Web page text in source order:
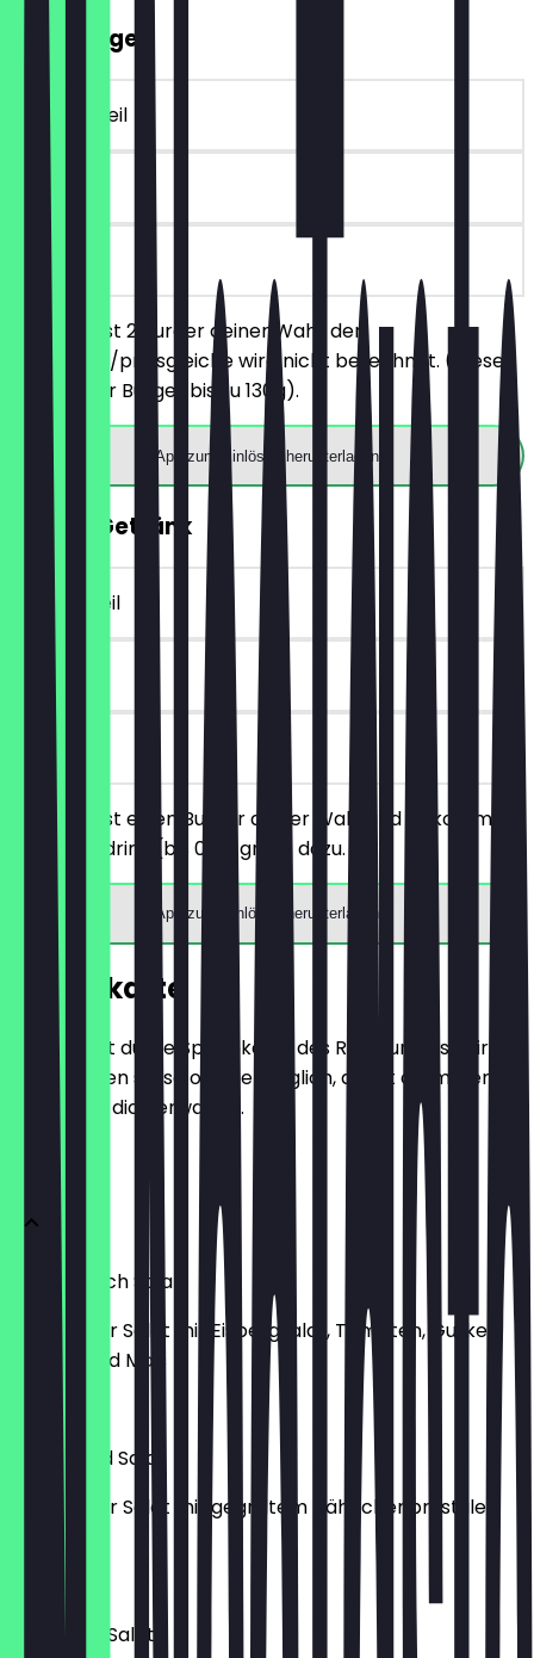
2für1 Burger
~€ 10 Vorteil
90 Tage
vor Ort
Du bestellst 2 Burger deiner Wahl, der
günstigere/preisgleiche wird nicht berechnet. (Dieser
Deal gilt für Burger bis zu 130g).
App zum Einlösen herunterladen
GRATIS Getränk
~€ 3 Vorteil
90 Tage
vor Ort
Du bestellst einen Burger deiner Wahl und bekommst
einen Softdrink (bis 0,3l) gratis dazu.
App zum Einlösen herunterladen
Speisekarte
Hier findest du die Speisekarte des Restaurants. Wir
aktualisieren sie so oft wie möglich, damit du immer
weißt, was dich erwartet.
Miami Beach Salat
gemischter Salat mit Eisbergsalat, Tomaten, Gurken,
Paprika und Mais
Long Island Salat
gemischter Salat mit gegrilltem Hähnchenbrustfilet
und Feta
€ 9,99
Las Vegas Salat